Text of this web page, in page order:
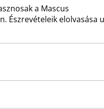
a Mascus
Észrevételeik elolvasása